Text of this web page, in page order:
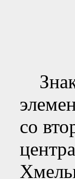
Знак
со